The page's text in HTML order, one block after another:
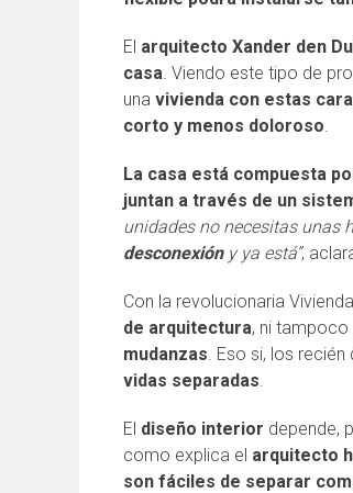
El arquitecto Xander den
casa. Viendo este tipo de
una vivienda con estas
corto y menos doloroso.
La casa está compuesta
juntan a través de un
unidades no necesitas unas
desconexióny ya está”,
Con la revolucionaria
de arquitectura, ni tampoco
mudanzas. Eso si, los
vidas separadas.
El diseño interior depende,
como explica el arquitecto
son fáciles de separar